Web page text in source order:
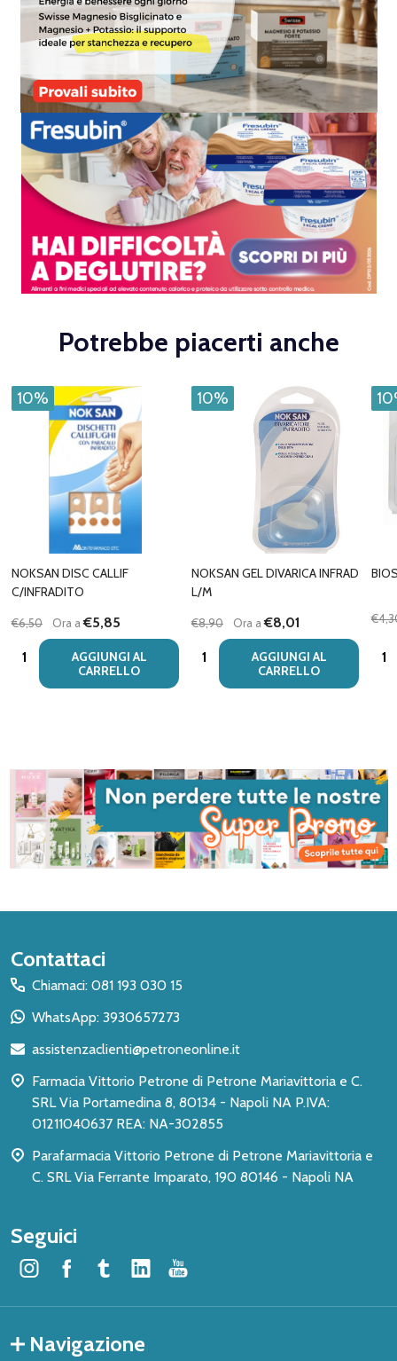
Potrebbe piacerti anche
10%
NOKSAN DISC CALLIF
C/INFRADITO
€6,50 Ora a€5,85
Quantità:
AGGIUNGI AL
CARRELLO
10%
NOKSAN GEL DIVARICA INFRAD
L/M
€8,90 Ora a€8,01
Quantità:
AGGIUNGI AL
CARRELLO
Inizio
del
piè
pagina
Contattaci
Chiamaci: 081 193 030 15
WhatsApp: 3930657273
assistenzaclienti@petroneonline.it
Farmacia Vittorio Petrone di Petrone Mariavittoria e C.
SRL Via Portamedina 8, 80134 - Napoli NA P.IVA:
01211040637 REA: NA-302855
Parafarmacia Vittorio Petrone di Petrone Mariavittoria e
C. SRL Via Ferrante Imparato, 190 80146 - Napoli NA
Seguici
Navigazione